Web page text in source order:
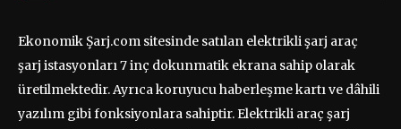
Ekonomik Şarj.com sitesinde satılan elektrikli şarj araç
şarj istasyonları 7 inç dokunmatik ekrana sahip olarak
üretilmektedir. Ayrıca koruyucu haberleşme kartı ve dâhili
yazılım gibi fonksiyonlara sahiptir. Elektrikli araç şarj